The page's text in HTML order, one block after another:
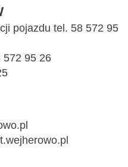
pojazdu tel. 58 572 95
572 95 26